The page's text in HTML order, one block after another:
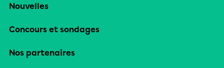
Nouvelles
Concours et sondages
Nos partenaires